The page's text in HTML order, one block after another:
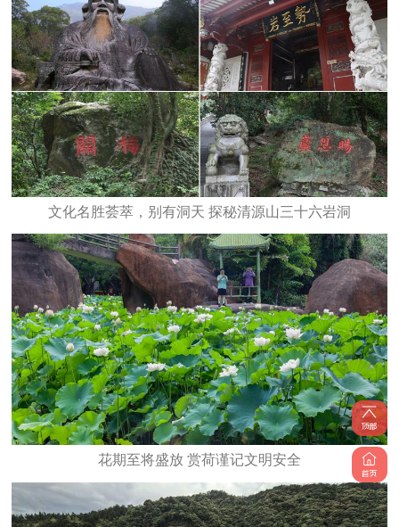
文化名胜荟萃，别有洞天 探秘清源山三十六岩洞
花期至将盛放 赏荷谨记文明安全